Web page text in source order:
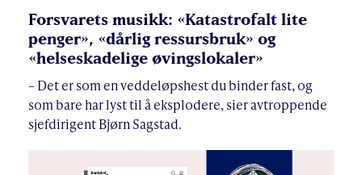
Forsvarets musikk: «Katastrofalt lite
penger», «dårlig ressursbruk» og
«helseskadelige øvingslokaler»
– Det er som en veddeløpshest du binder fast, og
som bare har lyst til å eksplodere, sier avtroppende
sjefdirigent Bjørn Sagstad.